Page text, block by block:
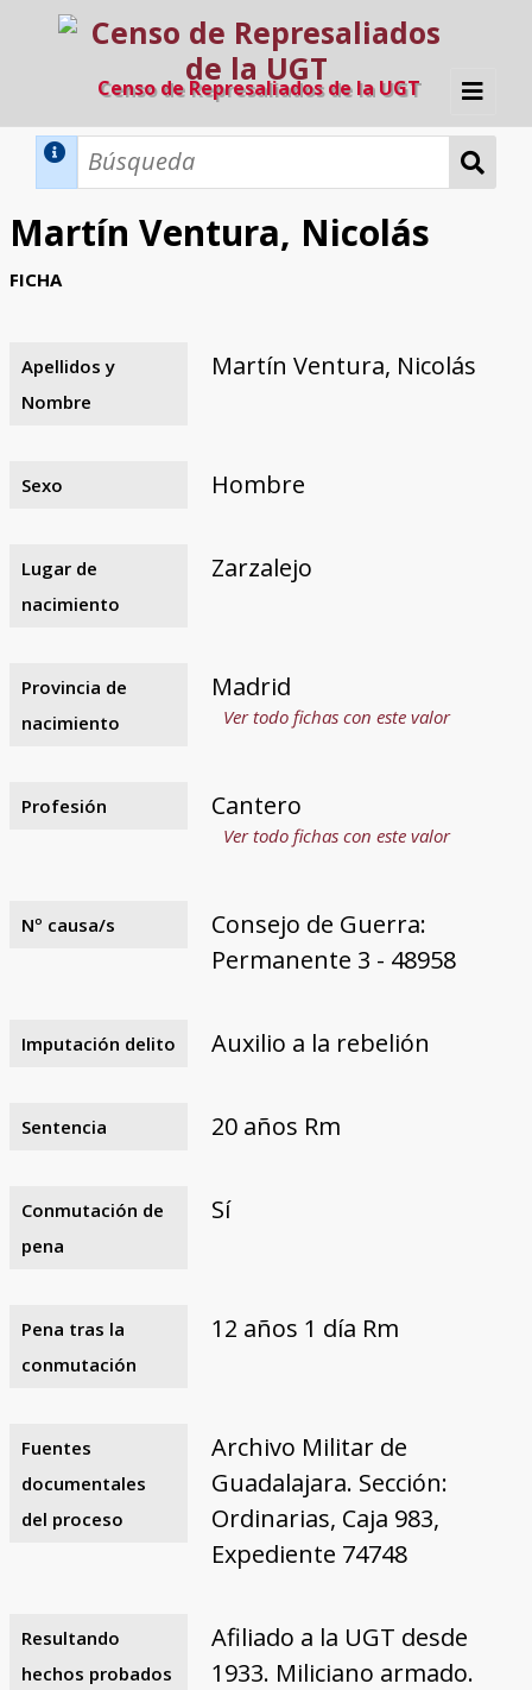
Censo de Represaliados de la UGT
Inicio
Búsqueda Dinámica
Búsqueda Avanzada
Razones y objetivos
El equipo
Colaboradores
Fuentes documentales
Martín Ventura, Nicolás
FICHA
Apellidos y
Nombre
Martín Ventura, Nicolás
Sexo Hombre
Lugar de
nacimiento
Zarzalejo
Provincia de
nacimiento
Madrid
Ver todo fichas con este valor
Profesión Cantero
Ver todo fichas con este valor
Nº causa/s
Consejo de Guerra:
Permanente 3 - 48958
Imputación delito Auxilio a la rebelión
Sentencia 20 años Rm
Conmutación de
pena
Sí
Pena tras la
conmutación
12 años 1 día Rm
Fuentes
documentales
del proceso
Archivo Militar de
Guadalajara. Sección:
Ordinarias, Caja 983,
Expediente 74748
Resultando
hechos probados
Afiliado a la UGT desde
1933. Miliciano armado.